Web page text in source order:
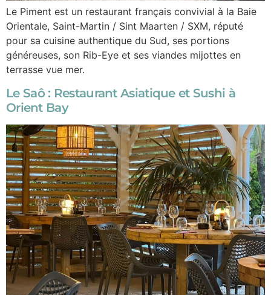
Le Piment est un restaurant français convivial à la Baie
Orientale, Saint-Martin / Sint Maarten / SXM, réputé
pour sa cuisine authentique du Sud, ses portions
généreuses, son Rib-Eye et ses viandes mijottes en
terrasse vue mer.
Le Saô : Restaurant Asiatique et Sushi à
Orient Bay